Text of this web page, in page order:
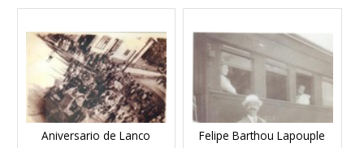
Aniversario de Lanco Felipe Barthou Lapouple